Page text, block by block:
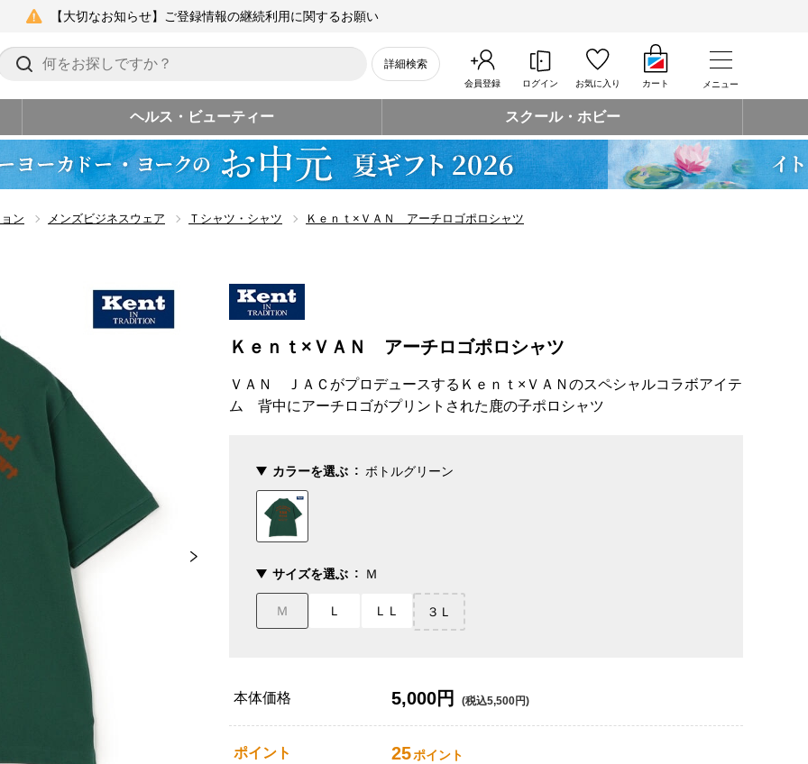
【大切なお知らせ】ご登録情報の継続利用に関するお願い
詳細検索
会員登録 ログイン お気に入り カート メニュー
ヘルス・ビューティー スクール・ホビー
ン メンズビジネスウェア Ｔシャツ・シャツ Ｋｅｎｔ×ＶＡＮ アーチロゴポロシャツ
Ｋｅｎｔ×ＶＡＮ アーチロゴポロシャツ
ＶＡＮ ＪＡＣがプロデュースするＫｅｎｔ×ＶＡＮのスペシャルコラボアイテ
ム 背中にアーチロゴがプリントされた鹿の子ポロシャツ
カラーを選ぶ ボトルグリーン
サイズを選ぶ Ｍ
Ｍ Ｌ ＬＬ ３Ｌ
本体価格 5,000円 (税込5,500円)
ポイント 25ポイント